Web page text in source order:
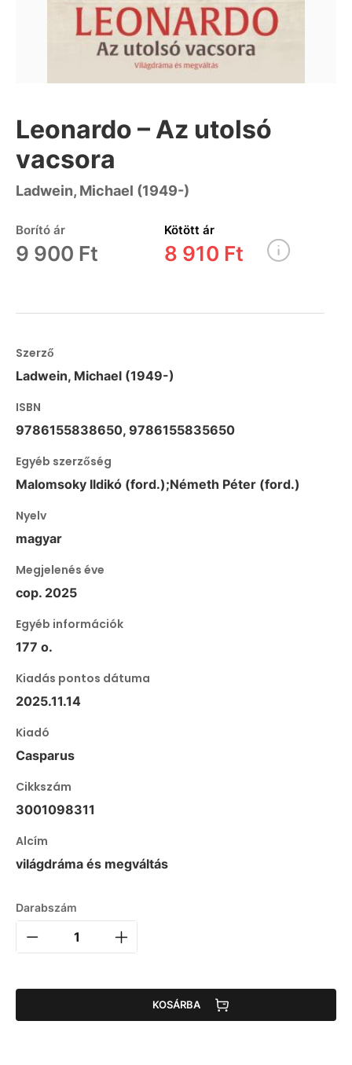
Leonardo – Az utolsó
vacsora
Ladwein, Michael (1949-)
Borító ár
9 900 Ft
Kötött ár
8 910 Ft
Szerző
Ladwein, Michael (1949-)
ISBN
9786155838650, 9786155835650
Egyéb szerzőség
Malomsoky Ildikó (ford.);Németh Péter (ford.)
Nyelv
magyar
Megjelenés éve
cop. 2025
Egyéb információk
177 o.
Kiadás pontos dátuma
2025.11.14
Kiadó
Casparus
Cikkszám
3001098311
Alcím
világdráma és megváltás
Darabszám
KOSÁRBA